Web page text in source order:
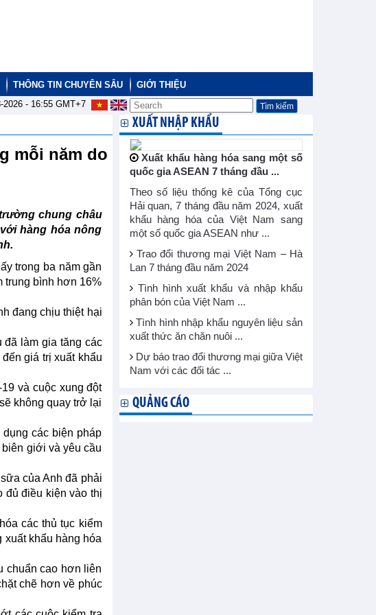
THÔNG TIN CHUYÊN SÂU
GIỚI THIỆU
2026 - 16:55GMT+7
mỗi năm do
chung châu
hàng hóa nông
trong ba năm gần
trung bình hơn 16%
đang chịu thiệt hại
làm gia tăng các
giá trị xuất khẩu
và cuộc xung đột
không quay trở lại
các biện pháp
giới và yêu cầu
của Anh đã phải
đủ điều kiện vào thị
các thủ tục kiểm
khẩu hàng hóa
chuẩn cao hơn liên
chẽ hơn về phúc
XUẤT NHẬP KHẨU
Xuất khẩu hàng hóa sang một số
quốc gia ASEAN 7 tháng đầu ...
Theo số liệu thống kê của Tổng cục
Hải quan, 7 tháng đầu năm 2024, xuất
khẩu hàng hóa của Việt Nam sang
một số quốc gia ASEAN như ...
Trao đổi thương mại Việt Nam – Hà
Lan 7 tháng đầu năm 2024
Tình hình xuất khẩu và nhập khẩu
phân bón của Việt Nam ...
Tình hình nhập khẩu nguyên liệu sản
xuất thức ăn chăn nuôi ...
Dự báo trao đổi thương mại giữa Việt
Nam với các đối tác ...
QUẢNG CÁO